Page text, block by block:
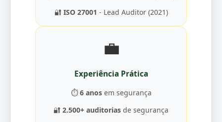
🔐 ISO 27001 - Lead Auditor (2021)
💼
Experiência Prática
⏱️6 anosem segurança
🔐 2.500+ auditorias de segurança